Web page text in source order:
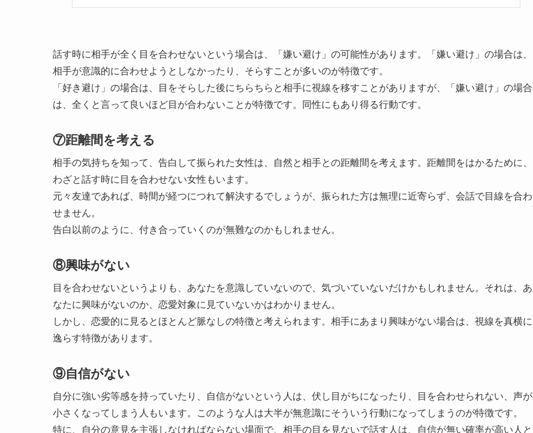
話す時に相手が全く目を合わせないという場合は、「嫌い避け」の可能性があります。「嫌い避け」の場合は、
相手が意識的に合わせようとしなかったり、そらすことが多いのが特徴です。
「好き避け」の場合は、目をそらした後にちらちらと相手に視線を移すことがありますが、「嫌い避け」の場合
は、全くと言って良いほど目が合わないことが特徴です。同性にもあり得る行動です。
⑦距離間を考える
相手の気持ちを知って、告白して振られた女性は、自然と相手との距離間を考えます。距離間をはかるために、
わざと話す時に目を合わせない女性もいます。
元々友達であれば、時間が経つにつれて解決するでしょうが、振られた方は無理に近寄らず、会話で目線を合わ
せません。
告白以前のように、付き合っていくのが無難なのかもしれません。
⑧興味がない
目を合わせないというよりも、あなたを意識していないので、気づいていないだけかもしれません。それは、あ
なたに興味がないのか、恋愛対象に見ていないかはわかりません。
しかし、恋愛的に見るとほとんど脈なしの特徴と考えられます。相手にあまり興味がない場合は、視線を真横に
逸らす特徴があります。
⑨自信がない
自分に強い劣等感を持っていたり、自信がないという人は、伏し目がちになったり、目を合わせられない、声が
小さくなってしまう人もいます。このような人は大半が無意識にそういう行動になってしまうのが特徴です。
特に、自分の意見を主張しなければならない場面で、相手の目を見ないで話す人は、自信が無い確率が高い人と